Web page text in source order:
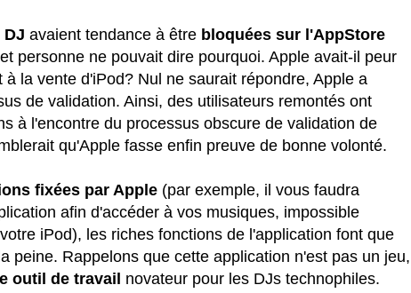
avaient tendance à être bloquées sur l'AppStore
personne ne pouvait dire pourquoi. Apple avait-il peur
la vente d'iPod? Nul ne saurait répondre, Apple a
de validation. Ainsi, des utilisateurs remontés ont
à l'encontre du processus obscure de validation de
qu'Apple fasse enfin preuve de bonne volonté.
fixées par Apple (par exemple, il vous faudra
afin d'accéder à vos musiques, impossible
iPod), les riches fonctions de l'application font que
peine. Rappelons que cette application n'est pas un jeu,
outil de travail novateur pour les DJs technophiles.